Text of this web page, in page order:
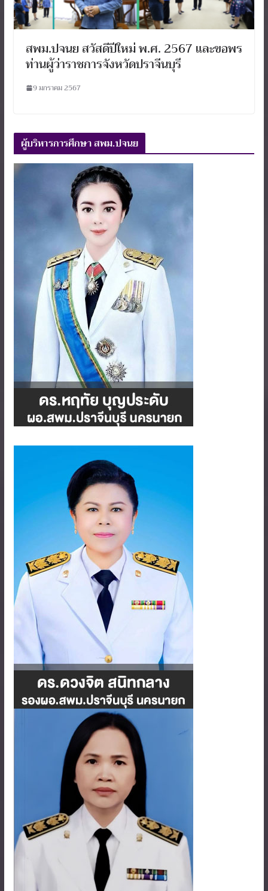
สพม.ปจนย สวัสดีปีใหม่ พ.ศ. 2567 และขอพร
ท่านผู้ว่าราชการจังหวัดปราจีนบุรี
9 มกราคม 2567
ผู้บริหารการศึกษา สพม.ปจนย